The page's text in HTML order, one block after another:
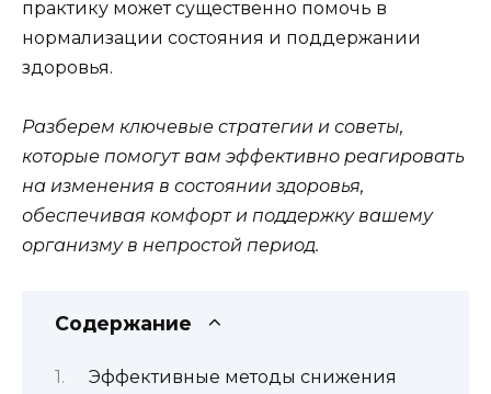
практику может существенно помочь в
нормализации состояния и поддержании
здоровья.
Разберем ключевые стратегии и советы,
которые помогут вам эффективно реагировать
на изменения в состоянии здоровья,
обеспечивая комфорт и поддержку вашему
организму в непростой период.
Содержание
Эффективные методы снижения